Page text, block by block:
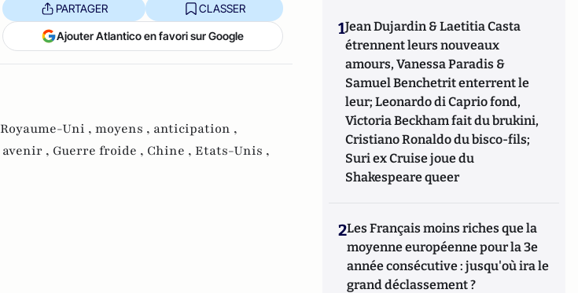
PARTAGER CLASSER
Ajouter Atlantico en favori sur Google
Royaume-Uni , moyens , anticipation ,
avenir , Guerre froide , Chine , Etats-Unis ,
1Jean Dujardin & Laetitia Casta
étrennent leurs nouveaux
amours, Vanessa Paradis &
Samuel Benchetrit enterrent le
leur; Leonardo di Caprio fond,
Victoria Beckham fait du brukini,
Cristiano Ronaldo du bisco-fils;
Suri ex Cruise joue du
Shakespeare queer
2Les Français moins riches que la
moyenne européenne pour la 3e
année consécutive : jusqu'où ira le
grand déclassement ?